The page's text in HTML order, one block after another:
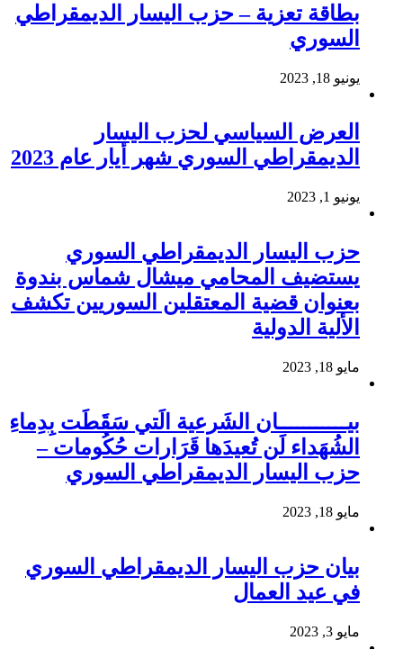
بطاقة تعزية – حزب اليسار الديمقراطي
السوري
يونيو 18, 2023
العرض السياسي لحزب اليسار
الديمقراطي السوري شهر أيار عام 2023
يونيو 1, 2023
حزب اليسار الديمقراطي السوري
يستضيف المحامي ميشال شماس بندوة
بعنوان قضية المعتقلين السوريين تكشف
الألية الدولية
مايو 18, 2023
بيـــــــــــان الشَرعية الَتي سَقَطَت بِدِماءِ
الشُهَداء لَن تُعيدَها قَرَارات حُكُومات –
حزب اليسار الديمقراطي السوري
مايو 18, 2023
بيان حزب اليسار الديمقراطي السوري
في عيد العمال
مايو 3, 2023